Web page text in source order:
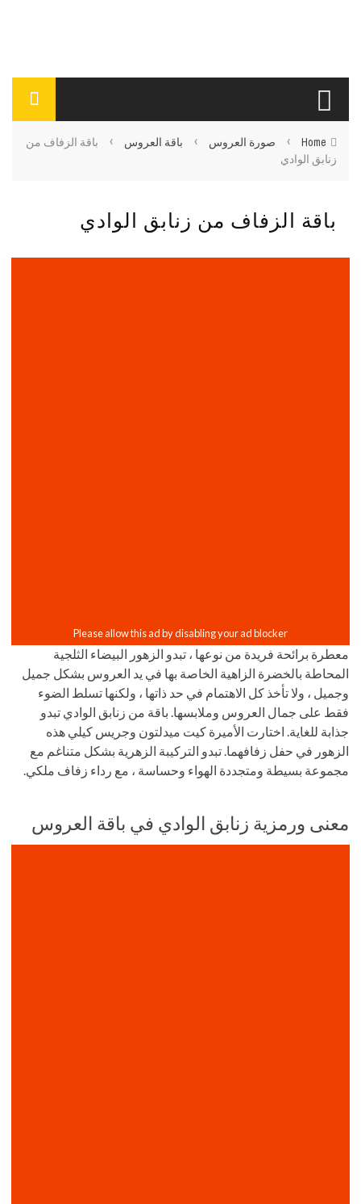
Home
› صورة العروس › باقة العروس ›
باقة الزفاف من
زنابق الوادي
باقة الزفاف من زنابق الوادي
معطرة برائحة فريدة من نوعها ، تبدو الزهور البيضاء الثلجية
المحاطة بالخضرة الزاهية الخاصة بها في يد العروس بشكل جميل
وجميل ، ولا تأخذ كل الاهتمام في حد ذاتها ، ولكنها تسلط الضوء
فقط على جمال العروس وملابسها. باقة من زنابق الوادي تبدو
جذابة للغاية. اختارت الأميرة كيت ميدلتون وجريس كيلي هذه
الزهور في حفل زفافهما. تبدو التركيبة الزهرية بشكل متناغم مع
مجموعة بسيطة ومتجددة الهواء وحساسة ، مع رداء زفاف ملكي.
معنى ورمزية زنابق الوادي في باقة العروس